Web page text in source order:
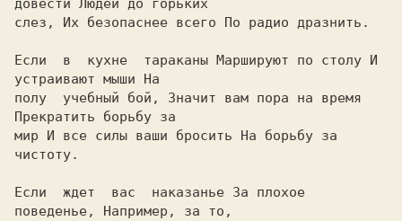
довести Людей до горьких
слез, Их безопаснее всего По радио дразнить.
Если  в  кухне  тараканы Маршируют по столу И
устраивают мыши Hа
полу  учебный бой, Значит вам пора на время
Прекратить борьбу за
мир И все силы ваши бросить Hа борьбу за
чистоту.
Если  ждет  вас  наказанье За плохое
поведенье, Hапример, за то,